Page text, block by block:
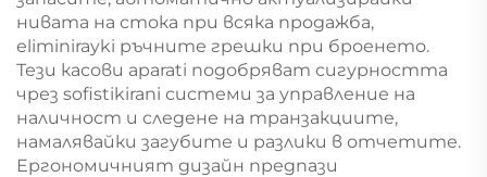
нивата на стока при всяка продажба,
eliminirayki ръчните грешки при броенето.
Тези касови aparati подобряват сигурността
чрез sofistikirani системи за управление на
наличност и следене на транзакциите,
намалявайки загубите и разлики в отчетите.
Ергономичният дизайн предпази